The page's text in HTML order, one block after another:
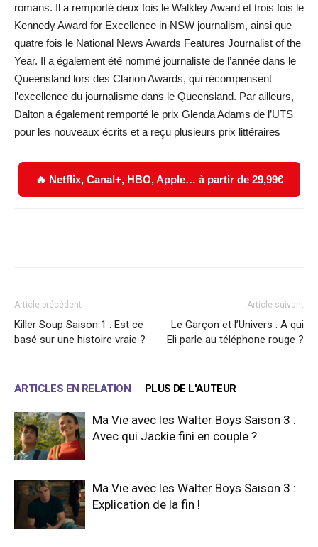
romans. Il a remporté deux fois le Walkley Award et trois fois le
Kennedy Award for Excellence in NSW journalism, ainsi que
quatre fois le National News Awards Features Journalist of the
Year. Il a également été nommé journaliste de l’année dans le
Queensland lors des Clarion Awards, qui récompensent
l’excellence du journalisme dans le Queensland. Par ailleurs,
Dalton a également remporté le prix Glenda Adams de l’UTS
pour les nouveaux écrits et a reçu plusieurs prix littéraires
🔥 Netflix, Canal+, HBO, Apple… à partir de 29,99€
Article précédent
Killer Soup Saison 1 : Est ce
basé sur une histoire vraie ?
Article suivant
Le Garçon et l’Univers : A qui
Eli parle au téléphone rouge ?
ARTICLES EN RELATION PLUS DE L'AUTEUR
Ma Vie avec les Walter Boys Saison 3 :
Avec qui Jackie fini en couple ?
Ma Vie avec les Walter Boys Saison 3 :
Explication de la fin !